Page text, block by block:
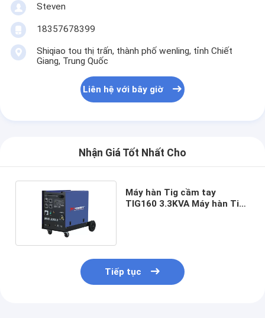
Steven
18357678399
Shiqiao tou thị trấn, thành phố wenling, tỉnh Chiết
Giang, Trung Quốc
Liên hệ với bây giờ
Nhận Giá Tốt Nhất Cho
Máy hàn Tig cầm tay
TIG160 3.3KVA Máy hàn Tig
Tiếp tục